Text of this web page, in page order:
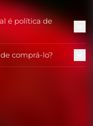
é política de
comprá-lo?